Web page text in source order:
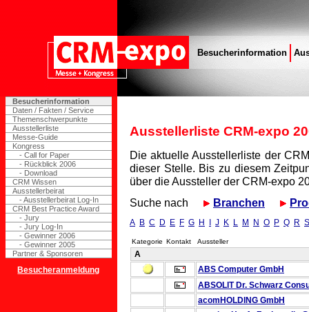
Besucherinformation
Besucherinformation
Daten / Fakten / Service
Themenschwerpunkte
Ausstellerliste
Messe-Guide
Kongress
- Call for Paper
- Rückblick 2006
- Download
CRM Wissen
Ausstellerbeirat
- Ausstellerbeirat Log-In
CRM Best Practice Award
- Jury
- Jury Log-In
- Gewinner 2006
- Gewinner 2005
Partner & Sponsoren
Besucheranmeldung
Ausstellerliste CRM-expo
Die aktuelle Ausstellerliste der
dieser Stelle. Bis zu diesem
über die Aussteller der CRM-expo
Suche nach
Branchen
A B C D E F G H J K L M N O P Q R S
Kategorie Kontakt Aussteller
A
ABS Computer GmbH
ABSOLIT Dr. Schwarz
acomHOLDING GmbH